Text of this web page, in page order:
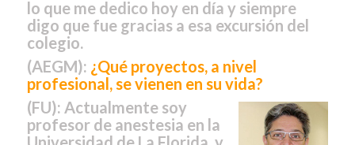
lo que me dedico hoy en día y siempre
digo que fue gracias a esa excursión del
colegio.
(AEGM): ¿Qué proyectos, a nivel
profesional, se vienen en su vida?
(FU): Actualmente soy
profesor de anestesia en la